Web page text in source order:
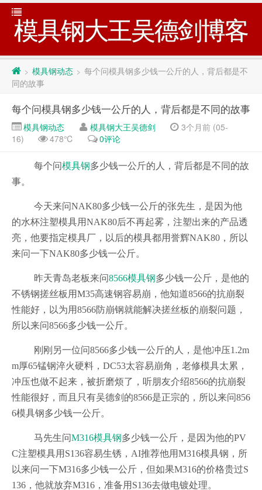
模具钢大王吴德剑博客
> 模具钢动态 > 每个问模具钢多少钱一公斤的人，背后都是不
同的故事
每个问模具钢多少钱一公斤的人，背后都是不同的故事
模具钢动态 模具钢大王吴德剑
3个月前 (05-
16)
478℃ 0评论
每个问模具钢多少钱一公斤的人，背后都是不同的故
事。
今天来问NAK80多少钱一公斤的张先生，是因为他
的水杯注塑模具用NAK80后不再起雾，注塑出来的产品透
亮，他要指定模具厂，以后的模具都用誉辉NAK80，所以
来问一下NAK80多少钱一公斤。
昨天青岛老板来问8566模具钢多少钱一公斤，是他的
不锈钢搓丝板用M35高速钢容易崩，他知道8566的抗崩裂
性能好，以为用8566防崩钢就能解决搓丝板的崩裂问题，
所以来问8566多少钱一公斤。
刚刚另一位问8566多少钱一公斤的人，是他冲压1.2m
m厚65锰钢淬火硬料，DC53太容易崩角，老修模具太累，
冲压也做不起来，被折磨烦了，听朋友介绍8566的抗崩裂
性能很好，而且只有吴德剑的8566是正宗的，所以来问856
6模具钢多少钱一公斤。
马先生问M316模具钢多少钱一公斤，是因为他的PV
C注塑模具用S136容易生锈，AI推荐他用M316模具钢，所
以来问一下M316多少钱一公斤，但如果M316的价格贵过S
136，他就放弃M316，准备用S136去做电镀处理。